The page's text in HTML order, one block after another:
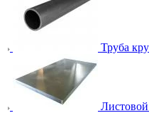
Труба